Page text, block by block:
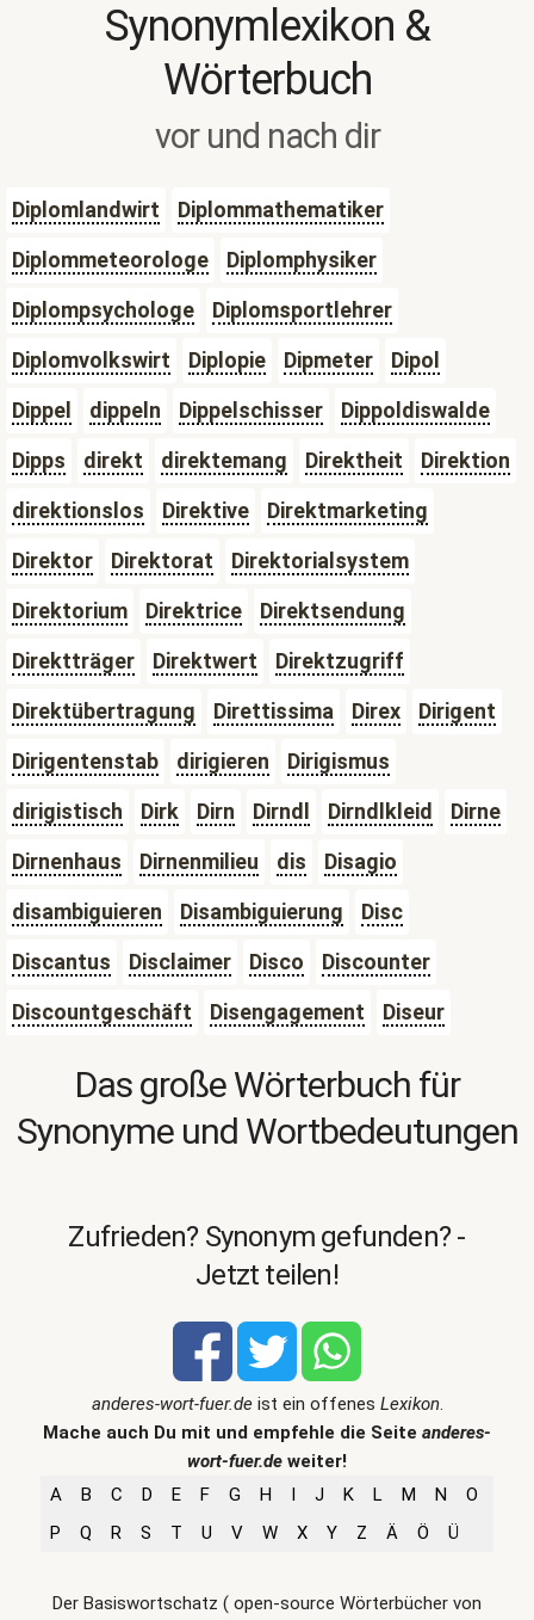
Synonymlexikon &
Wörterbuch
vor und nach dir
Diplomlandwirt
Diplommathematiker
Diplommeteorologe
Diplomphysiker
Diplompsychologe
Diplomsportlehrer
Diplomvolkswirt
Diplopie Dipmeter
Dipol
Dippel
dippeln Dippelschisser
Dippoldiswalde
Dipps
direkt direktemang Direktheit
Direktion
direktionslos
Direktive
Direktmarketing
Direktor
Direktorat
Direktorialsystem
Direktorium
Direktrice
Direktsendung
Direktträger
Direktwert
Direktzugriff
Direktübertragung
Direttissima Direx
Dirigent
Dirigentenstab
dirigieren
Dirigismus
dirigistisch
Dirk Dirn Dirndl Dirndlkleid
Dirne
Dirnenhaus
Dirnenmilieu dis
Disagio
disambiguieren
Disambiguierung
Disc
Discantus
Disclaimer Disco
Discounter
Discountgeschäft
Disengagement Diseur
Das große Wörterbuch für
Synonyme und Wortbedeutungen
Zufrieden? Synonym gefunden? -
Jetzt teilen!
anderes-wort-fuer.deist ein offenes Lexikon.
Mache auch Du mit und empfehle die Seite anderes-
wort-fuer.de weiter!
A
B C D E F G H I J K L M N
O
P
Q R S T U V W X Y Z Ä Ö Ü
Der Basiswortschatz ( open-source Wörterbücher von